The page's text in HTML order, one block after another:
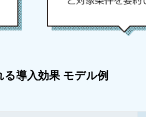
る導入効果 モデル例